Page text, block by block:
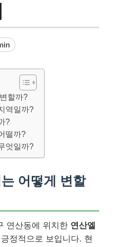
할까?
역일까?
?
떨까?
엇일까?
어떻게 변할
연산동에 위치한 연산엘
정적으로 보입니다. 현